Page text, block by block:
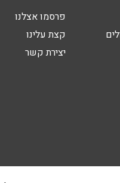
פרסמו אצלנו
קצת עלינו
יצירת קשר